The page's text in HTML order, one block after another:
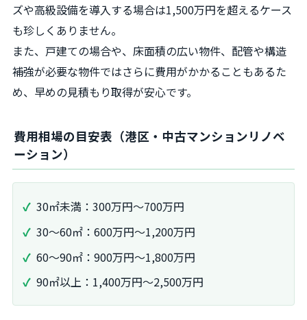
ズや高級設備を導入する場合は1,500万円を超えるケース
も珍しくありません。
また、戸建ての場合や、床面積の広い物件、配管や構造
補強が必要な物件ではさらに費用がかかることもあるた
め、早めの見積もり取得が安心です。
費用相場の目安表（港区・中古マンションリノベ
ーション）
30㎡未満：300万円〜700万円
30〜60㎡：600万円〜1,200万円
60〜90㎡：900万円〜1,800万円
90㎡以上：1,400万円〜2,500万円